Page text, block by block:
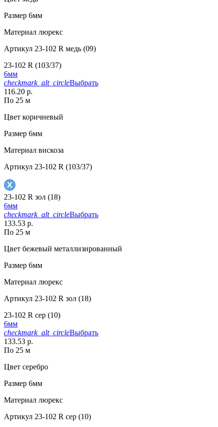
Размер 6мм
Материал люрекс
Артикул 23-102 R медь (09)
23-102 R (103/37)
6мм
checkmark_alt_circleВыбрать
116.20 р.
По 25 м
Цвет коричневый
Размер 6мм
Материал вискоза
Артикул 23-102 R (103/37)
23-102 R зол (18)
6мм
checkmark_alt_circleВыбрать
133.53 р.
По 25 м
Цвет бежевый металлизированный
Размер 6мм
Материал люрекс
Артикул 23-102 R зол (18)
23-102 R сер (10)
6мм
checkmark_alt_circleВыбрать
133.53 р.
По 25 м
Цвет серебро
Размер 6мм
Материал люрекс
Артикул 23-102 R сер (10)